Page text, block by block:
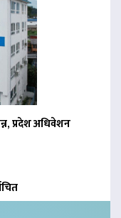
प्रदेश अधिवेशन